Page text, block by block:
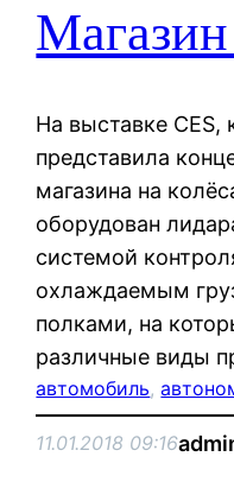
Магазин
На выставке
представила
магазина на
оборудован
системой
охлаждаемым
полками, на
различные виды
автомобиль,
11.01.2018 09:16